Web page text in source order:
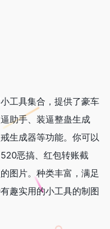
工具集合，提供了豪车
助手、装逼整蛊生成
生成器等功能。你可以
恶搞、红包转账截
图片。种类丰富，满足
趣实用的小工具的制图